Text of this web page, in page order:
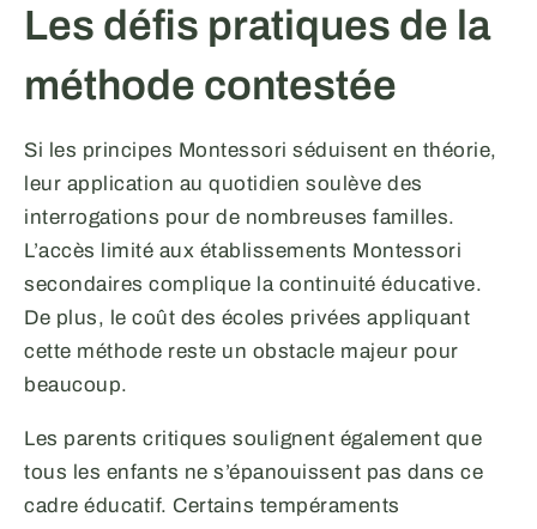
Les défis pratiques de la
méthode contestée
Si les principes Montessori séduisent en théorie,
leur application au quotidien soulève des
interrogations pour de nombreuses familles.
L’accès limité aux établissements Montessori
secondaires complique la continuité éducative.
De plus, le coût des écoles privées appliquant
cette méthode reste un obstacle majeur pour
beaucoup.
Les parents critiques soulignent également que
tous les enfants ne s’épanouissent pas dans ce
cadre éducatif. Certains tempéraments